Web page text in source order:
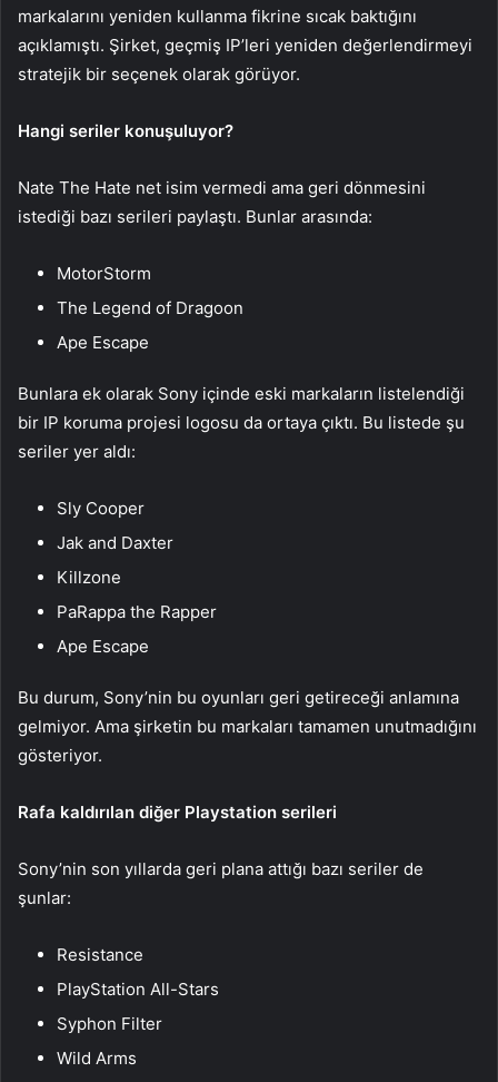
markalarını yeniden kullanma fikrine sıcak baktığını
açıklamıştı. Şirket, geçmiş IP’leri yeniden değerlendirmeyi
stratejik bir seçenek olarak görüyor.
Hangi seriler konuşuluyor?
Nate The Hate net isim vermedi ama geri dönmesini
istediği bazı serileri paylaştı. Bunlar arasında:
MotorStorm
The Legend of Dragoon
Ape Escape
Bunlara ek olarak Sony içinde eski markaların listelendiği
bir IP koruma projesi logosu da ortaya çıktı. Bu listede şu
seriler yer aldı:
Sly Cooper
Jak and Daxter
Killzone
PaRappa the Rapper
Ape Escape
Bu durum, Sony’nin bu oyunları geri getireceği anlamına
gelmiyor. Ama şirketin bu markaları tamamen unutmadığını
gösteriyor.
Rafa kaldırılan diğer Playstation serileri
Sony’nin son yıllarda geri plana attığı bazı seriler de
şunlar:
Resistance
PlayStation All-Stars
Syphon Filter
Wild Arms